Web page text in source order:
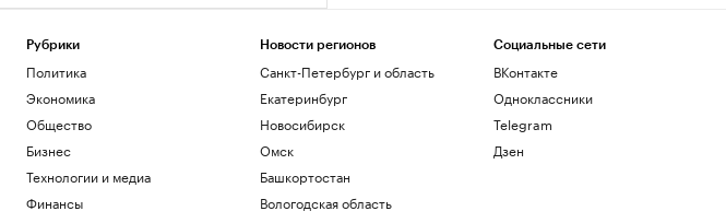
РБК и Huawei
пакет санкций против России
Политика
Bloomberg узнал, что Украина
пообещала США больше не атаковать
КТК
Политика
Axios узнал, что OpenAI замедлила
разработку ИИ-модели Astra
Рубрики
Политика
Экономика
Общество
Бизнес
Технологии и медиа
Финансы
Новости регионов
Санкт-Петербург и область
Екатеринбург
Новосибирск
Омск
Башкортостан
Вологодская область
Социальные сети
ВКонтакте
Одноклассники
Telegram
Дзен